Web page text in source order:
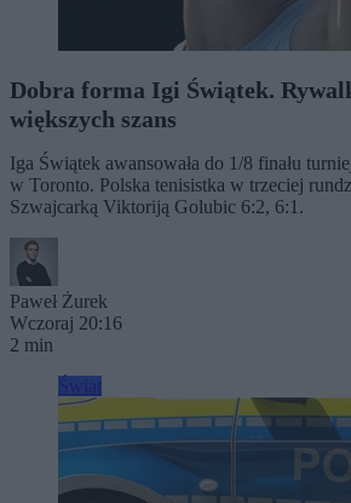
Dobra forma Igi Świątek.
większych szans
Iga Świątek awansowała do 1/8 finału
w Toronto. Polska tenisistka w trzeciej
Szwajcarką Viktoriją Golubic 6:2, 6:1.
Paweł Żurek
Wczoraj 20:16
2 min